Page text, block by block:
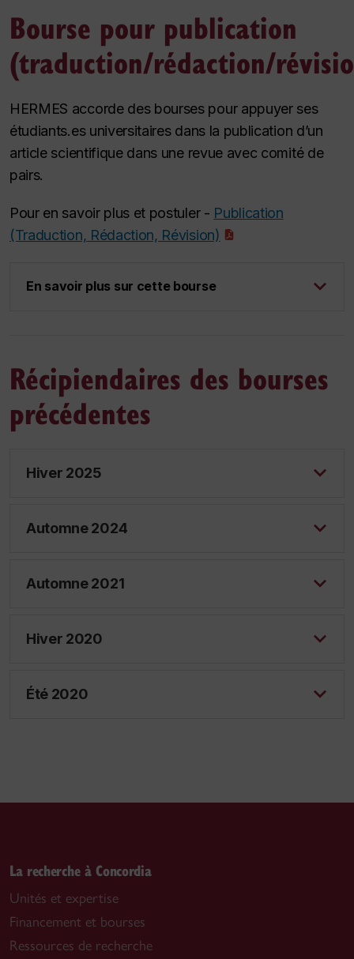
Bourse pour publication
(traduction/rédaction/
HERMES accorde des bourses pour appuyer ses
étudiants.es universitaires dans la publication d’un
article scientifique dans une revue avec comité de
pairs.
Pour en savoir plus et postuler - Publication
(Traduction, Rédaction, Révision)
En savoir plus sur cette bourse
Récipiendaires des bourses
précédentes
Hiver 2025
Automne 2024
Automne 2021
Hiver 2020
Été 2020
La recherche à Concordia
Unités et expertise
Financement et bourses
Ressources de recherche